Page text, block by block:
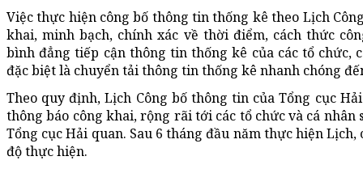
Việc thực hiện công bố thông tin thống kê theo Lịch
khai, minh bạch, chính xác về thời điểm, cách thức
bình đẳng tiếp cận thông tin thống kê của các tổ chức,
đặc biệt là chuyển tải thông tin thống kê nhanh chóng
Theo quy định, Lịch Công bố thông tin của Tổng cục
thông báo công khai, rộng rãi tới các tổ chức và cá
Tổng cục Hải quan. Sau 6 tháng đầu năm thực hiện
độ thực hiện.